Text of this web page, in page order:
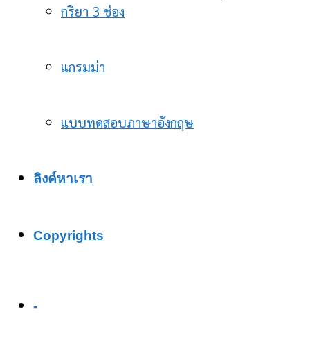
กริยา 3 ช่อง
แกรมม่า
แบบทดสอบภาษาอังกฤษ
ลิงค์หาเรา
Copyrights
-